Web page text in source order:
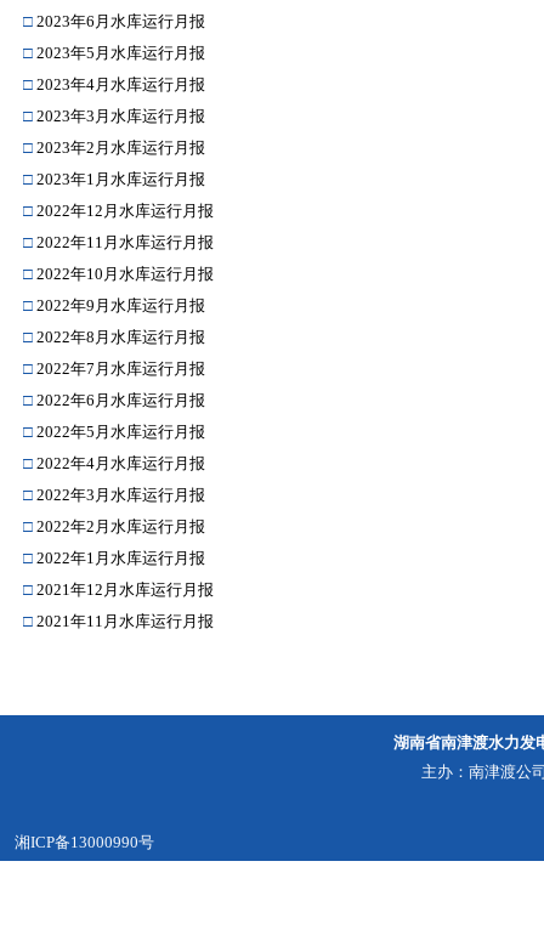
□ 2023年6月水库运行月报
□ 2023年5月水库运行月报
□ 2023年4月水库运行月报
□ 2023年3月水库运行月报
□ 2023年2月水库运行月报
□ 2023年1月水库运行月报
□ 2022年12月水库运行月报
□ 2022年11月水库运行月报
□ 2022年10月水库运行月报
□ 2022年9月水库运行月报
□ 2022年8月水库运行月报
□ 2022年7月水库运行月报
□ 2022年6月水库运行月报
□ 2022年5月水库运行月报
□ 2022年4月水库运行月报
□ 2022年3月水库运行月报
□ 2022年2月水库运行月报
□ 2022年1月水库运行月报
□ 2021年12月水库运行月报
□ 2021年11月水库运行月报
湖南省南津渡水力发
主办：南津渡公
湘ICP备13000990号